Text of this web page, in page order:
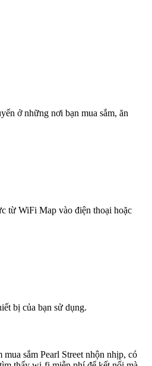
ở những nơi bạn mua sắm, ăn
từ WiFi Map vào điện thoại hoặc
bị của bạn sử dụng.
sắm Pearl Street nhộn nhịp, có